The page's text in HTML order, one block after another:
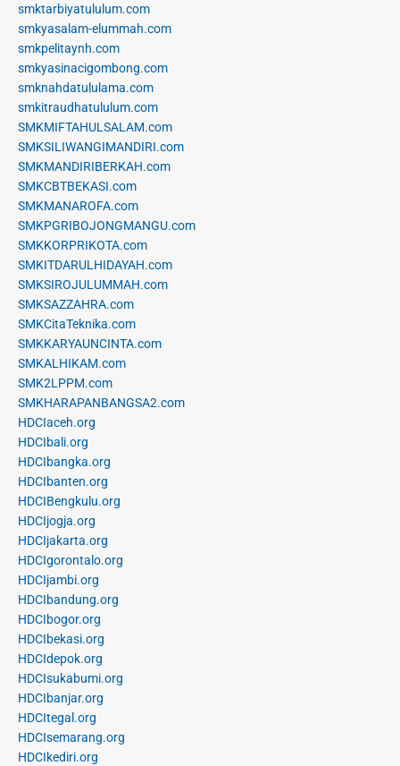
smktarbiyatululum.com
smkyasalam-elummah.com
smkpelitaynh.com
smkyasinacigombong.com
smknahdatululama.com
smkitraudhatululum.com
SMKMIFTAHULSALAM.com
SMKSILIWANGIMANDIRI.com
SMKMANDIRIBERKAH.com
SMKCBTBEKASI.com
SMKMANAROFA.com
SMKPGRIBOJONGMANGU.com
SMKKORPRIKOTA.com
SMKITDARULHIDAYAH.com
SMKSIROJULUMMAH.com
SMKSAZZAHRA.com
SMKCitaTeknika.com
SMKKARYAUNCINTA.com
SMKALHIKAM.com
SMK2LPPM.com
SMKHARAPANBANGSA2.com
HDCIaceh.org
HDCIbali.org
HDCIbangka.org
HDCIbanten.org
HDCIBengkulu.org
HDCIjogja.org
HDCIjakarta.org
HDCIgorontalo.org
HDCIjambi.org
HDCIbandung.org
HDCIbogor.org
HDCIbekasi.org
HDCIdepok.org
HDCIsukabumi.org
HDCIbanjar.org
HDCItegal.org
HDCIsemarang.org
HDCIkediri.org